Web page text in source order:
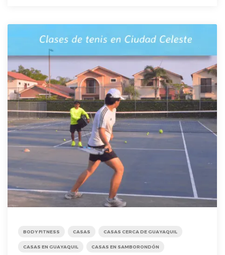
BODY FITNESS CASAS CASAS CERCA DE GUAYAQUIL
CASAS EN GUAYAQUIL CASAS EN SAMBORONDÓN